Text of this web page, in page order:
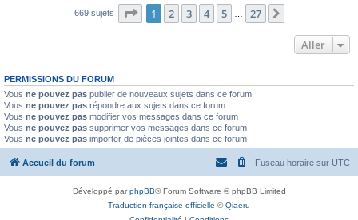
669 sujets Page 1sur27
1 2 3 4 5 27
Aller
PERMISSIONS DU FORUM
Vous ne pouvez pas publier de nouveaux sujets dans ce forum
Vous ne pouvez pas répondre aux sujets dans ce forum
Vous ne pouvez pas modifier vos messages dans ce forum
Vous ne pouvez pas supprimer vos messages dans ce forum
Vous ne pouvez pas importer de pièces jointes dans ce forum
Accueil du forum Fuseau horaire sur UTC
Développé parphpBB® Forum Software © phpBB Limited
Traduction française officielle ©Qiaeru